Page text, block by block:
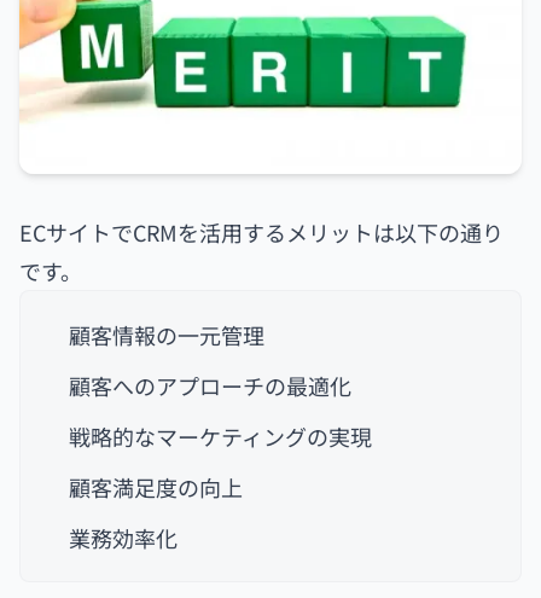
ECサイトでCRMを活用するメリットは以下の通り
です。
顧客情報の一元管理
顧客へのアプローチの最適化
戦略的なマーケティングの実現
顧客満足度の向上
業務効率化